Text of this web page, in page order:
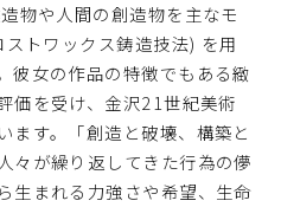
物や人間の創造物を主なモ
トワックス鋳造技法) を用
彼女の作品の特徴でもある緻
価を受け、金沢21世紀美術
ます。「創造と破壊、構築と
々が繰り返してきた行為の儚
生まれる力強さや希望、生命